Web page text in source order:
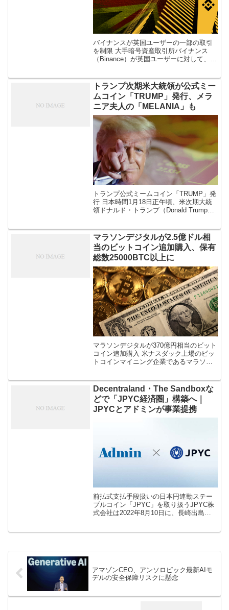
バイナンスが英国ユーザーの一部の取引
を制限 大手暗号資産取引所バイナンス
（Binance）が英国ユーザーに対して、一
なった。 米CoinDesk […]
トランプ次期米大統領が公式ミー
ムコイン「TRUMP」発行、メラ
ニア夫人の「MELANIA」も
トランプ公式ミームコイン「TRUMP」発
行 日本時間1月18日正午頃、米次期大統
領ドナルド・トランプ（Donald Trump）
ルトラン […]
マラソンデジタルが2.5億ドル相
当のビットコイン追加購入、保有
総数25000BTC以上に
マラソンデジタルが370億円相当のビット
コイン追加購入 米ナスダック上場のビッ
トコインマイニング企業であるマラソ
が、転換優先社 […]
Decentraland・The Sandboxな
どで「JPYC経済圏」構築へ｜
JPYCとアドミンが事業提携
前払式支払手段扱いの日本円連動ステー
ブルコイン「JPYC」を取り扱うJPYC株
式会社は2022年8月10日に、長崎出島の
アマゾンCEO、アンソロピック最新AIモ
デルの安全保障リスクに懸念